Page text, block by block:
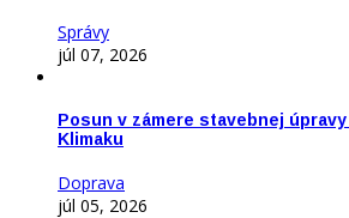
Správy
júl 07, 2026
Posun v zámere stavebnej
Klimaku
Doprava
júl 05, 2026